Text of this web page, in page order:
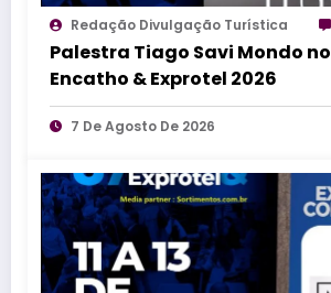
Redação Divulgação Turística
Palestra Tiago Savi Mondo no
Encatho & Exprotel 2026
7 De Agosto De 2026